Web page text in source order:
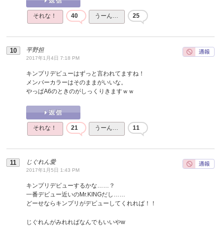
それな！ 40 うーん… 25
平野担
2017年1月4日 7:18 PM
キンプリデビューはずっと言われてますね！
メンバーカラーはそのままがいいな。
やっぱA6のときのがしっくりきますｗｗ
それな！ 21 うーん… 11
じぐれん愛
2017年1月5日 1:43 PM
キンプリデビューするかな……？
一番デビュー近いのMr.KINGだし……
どーせならキンプリがデビューしてくれれば！！
じぐれんがみれればなんでもいいやw